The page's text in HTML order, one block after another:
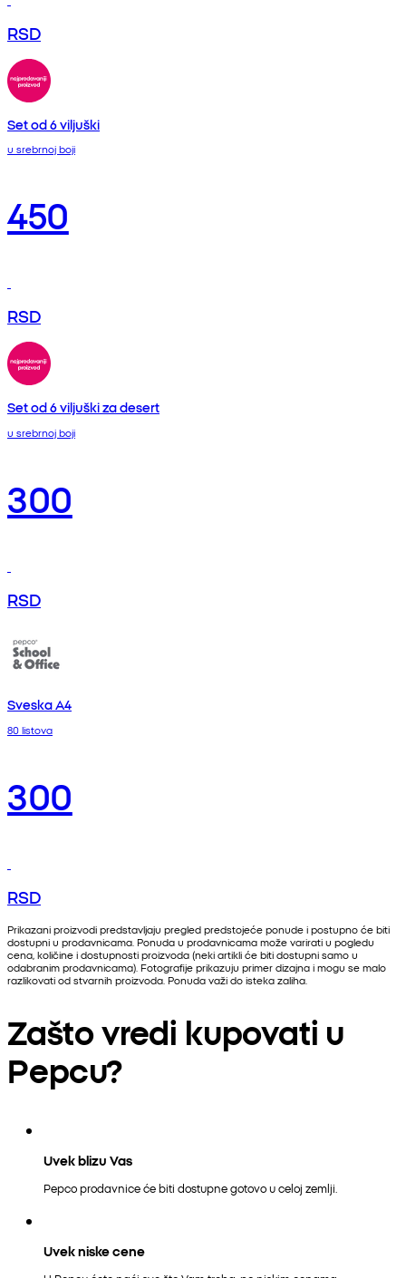
RSD
Set od 6 viljuški
u srebrnoj boji
450
RSD
Set od 6 viljuški za desert
u srebrnoj boji
300
RSD
Sveska A4
80 listova
300
RSD
Prikazani proizvodi predstavljaju pregled predstojeće ponude i postupno će biti
dostupni u prodavnicama. Ponuda u prodavnicama može varirati u pogledu
cena, količine i dostupnosti proizvoda (neki artikli će biti dostupni samo u
odabranim prodavnicama). Fotografije prikazuju primer dizajna i mogu se malo
razlikovati od stvarnih proizvoda. Ponuda važi do isteka zaliha.
Zašto vredi kupovati u
Pepcu?
Uvek blizu Vas
Pepco prodavnice će biti dostupne gotovo u celoj zemlji.
Uvek niske cene